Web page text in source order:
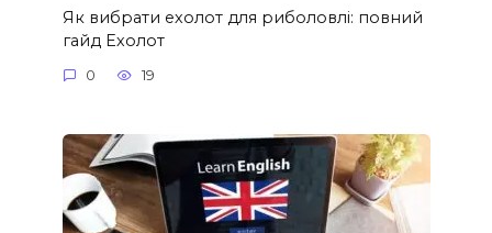
Як вибрати ехолот для риболовлі: повний
гайд Ехолот
0 19